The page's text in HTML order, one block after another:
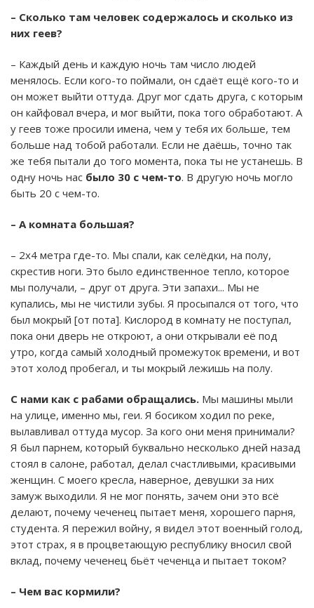
– Сколько там человек содержалось и сколько из
них геев?
– Каждый день и каждую ночь там число людей
менялось. Если кого-то поймали, он сдаёт ещё кого-то и
он может выйти оттуда. Друг мог сдать друга, с которым
он кайфовал вчера, и мог выйти, пока того обработают. А
у геев тоже просили имена, чем у тебя их больше, тем
больше над тобой работали. Если не даёшь, точно так
же тебя пытали до того момента, пока ты не устанешь. В
одну ночь нас было 30 с чем-то. В другую ночь могло
быть 20 с чем-то.
– А комната большая?
– 2х4 метра где-то. Мы спали, как селёдки, на полу,
скрестив ноги. Это было единственное тепло, которое
мы получали, – друг от друга. Эти запахи... Мы не
купались, мы не чистили зубы. Я просыпался от того, что
был мокрый [от пота]. Кислород в комнату не поступал,
пока они дверь не откроют, а они открывали её под
утро, когда самый холодный промежуток времени, и вот
этот холод пробегал, и ты мокрый лежишь на полу.
С нами как с рабами обращались. Мы машины мыли
на улице, именно мы, геи. Я босиком ходил по реке,
вылавливал оттуда мусор. За кого они меня принимали?
Я был парнем, который буквально несколько дней назад
стоял в салоне, работал, делал счастливыми, красивыми
женщин. С моего кресла, наверное, девушки за них
замуж выходили. Я не мог понять, зачем они это всё
делают, почему чеченец пытает меня, хорошего парня,
студента. Я пережил войну, я видел этот военный голод,
этот страх, я в процветающую республику вносил свой
вклад, почему чеченец бьёт чеченца и пытает током?
– Чем вас кормили?